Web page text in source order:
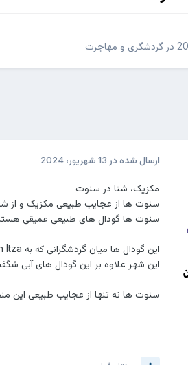
در گردشگری و مهاجرت
ارسال شده در 13 شهریور، 2024
مکزیک، شنا در سنوت
سنوت ها ‏از عجایب طبیعی مکزیک و از
‌‌‌‏سنوت ها گودال های طبیعی عمیقی
این گودال ها میان گردشگرانی که به ‏Chichen Itza‏ ‏سفر می کنند مشهور هستند، بسیاری برای شنا کردن و پریدن در این آبها به این نقطه سفر می کنند.
این شهر علاوه بر این ‏گودال های آبی
سنوت ها نه تنها ‏از عجایب طبیعی این